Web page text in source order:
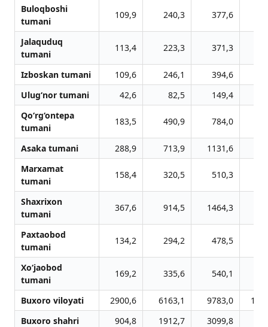
Buloqboshi
tumani
109,9 240,3 377,6
Jalaquduq
tumani
113,4 223,3 371,3
Izboskan tumani 109,6 246,1 394,6
Ulug‘nor tumani
42,6 82,5 149,4
Qo‘rg‘ontepa
tumani
183,5 490,9 784,0
Asaka tumani 288,9 713,9 1131,6
Marxamat
tumani
158,4 320,5 510,3
Shaxrixon
tumani
367,6 914,5 1464,3
Paxtaobod
tumani
134,2 294,2 478,5
Xo‘jaobod
tumani
169,2 335,6 540,1
Buxoro viloyati 2900,6 6163,1 9783,0
Buxoro shahri
904,8 1912,7 3099,8